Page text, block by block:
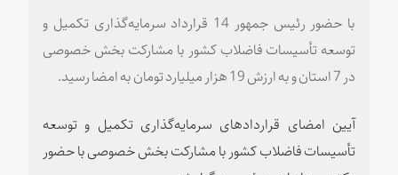
با حضور رئیس جمهور 14 قرارداد سرمایه‌گذاری تکمیل و
توسعه تأسیسات فاضلاب کشور با مشارکت بخش خصوصی
در 7 استان و به ارزش 19 هزار میلیارد تومان به امضا رسید.
آیین امضای قراردادهای سرمایه‌گذاری تکمیل و توسعه
تأسیسات فاضلاب کشور با مشارکت بخش خصوصی با حضور